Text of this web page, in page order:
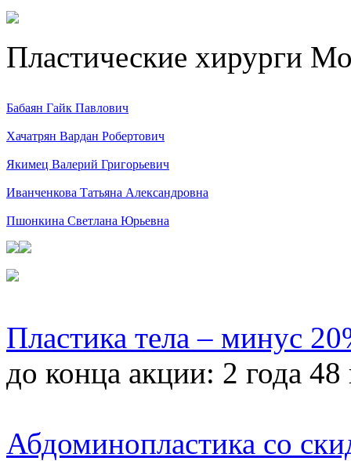
Пластические хирурги
Бабаян Гайк Павлович
Хачатрян Вардан Робертович
Якимец Валерий Григорьевич
Иванченкова Татьяна Александровна
Пшонкина Светлана Юрьевна
Пластика тела – минус
до конца акции: 2 года 48
Абдоминопластика со